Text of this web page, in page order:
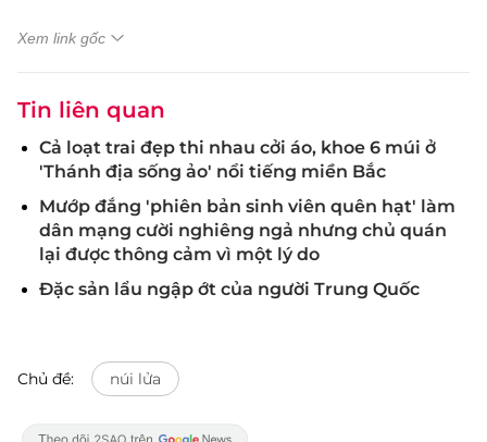
Xem link gốc
Tin liên quan
Cả loạt trai đẹp thi nhau cởi áo, khoe 6 múi ở
'Thánh địa sống ảo' nổi tiếng miền Bắc
Mướp đắng 'phiên bản sinh viên quên hạt' làm
dân mạng cười nghiêng ngả nhưng chủ quán
lại được thông cảm vì một lý do
Đặc sản lẩu ngập ớt của người Trung Quốc
Chủ đề: núi lửa